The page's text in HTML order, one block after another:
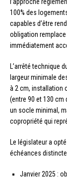
100% des
capables d’être
obligation remplace
immédiatement
L’arrêté technique
largeur minimale
à 2 cm, installation
(entre 90 et 130
un socle minimal,
copropriété qui
Le législateur a
échéances
Janvier 2025 :